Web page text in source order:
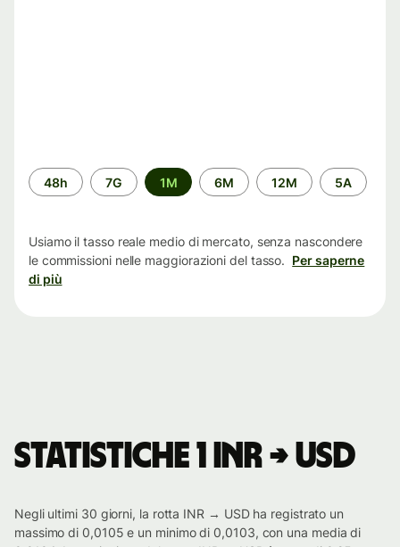
Periodo
di
48h 7G 1M 6M 12M 5A
Usiamo il tasso reale medio di mercato, senza nascondere
le commissioni nelle maggiorazioni del tasso. Per saperne
di più
Statistiche 1 INR → USD
Negli ultimi 30 giorni, la rotta INR → USD ha registrato un
massimo di 0,0105 e un minimo di 0,0103, con una media di